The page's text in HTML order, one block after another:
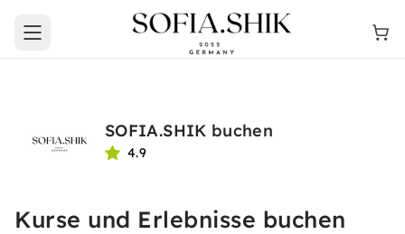
Open main menu
SOFIA.SHIK buchen
4.9
Kurse und Erlebnisse buchen